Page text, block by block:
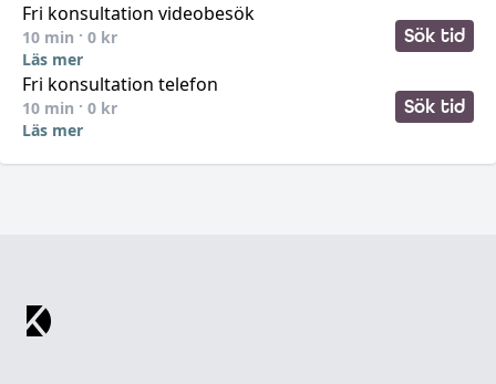
Fri konsultation videobesök
10 min · 0 kr
Läs mer
Sök tid
Fri konsultation telefon
10 min · 0 kr
Läs mer
Sök tid